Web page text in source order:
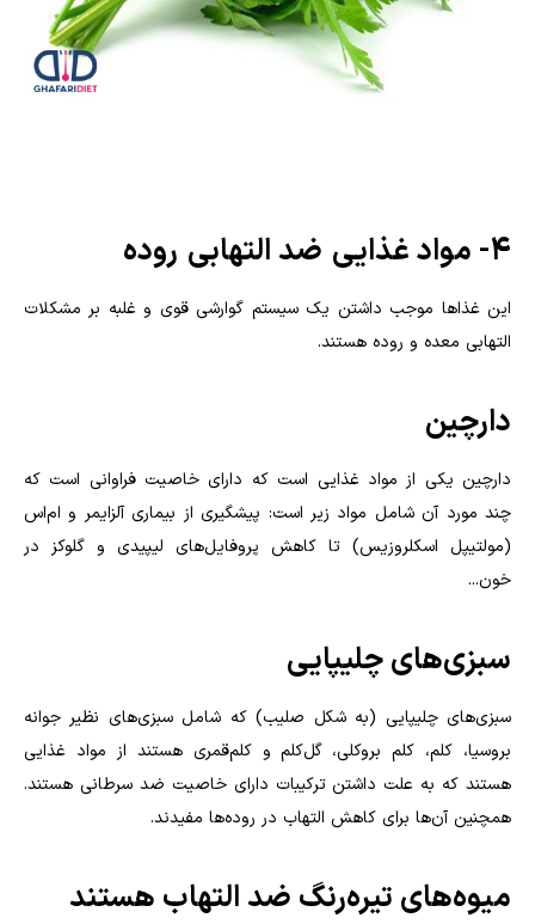
۴- مواد غذایی ضد التهابی روده
این غذاها موجب داشتن یک سیستم گوارشی قوی و غلبه بر مشکلات
التهابی معده و روده هستند.
دارچین
دارچین یکی از مواد غذایی است که دارای خاصیت فراوانی است که
چند مورد آن شامل مواد زیر است: پیشگیری از بیماری آلزایمر و ام‌اس
(مولتیپل اسکلروزیس) تا کاهش پروفایل‌های لیپیدی و گلوکز در
خون...
سبزی‌های چلیپایی
سبزی‌های چلیپایی (به شکل صلیب) که شامل سبزی‌های نظیر جوانه
بروسیا، کلم، کلم بروکلی، گل‌کلم و کلم‌قمری هستند از مواد غذایی
هستند که به علت داشتن ترکیبات دارای خاصیت ضد سرطانی هستند.
همچنین آن‌ها برای کاهش التهاب در روده‌ها مفیدند.
میوه‌های تیره‌رنگ ضد التهاب هستند